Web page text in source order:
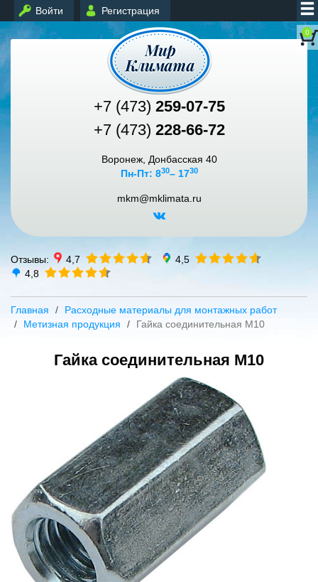
Войти Регистрация
0
+7 (473) 259-07-75
+7 (473) 228-66-72
Воронеж, Донбасская 40
Пн-Пт: 830– 1730
mkm@mklimata.ru
Отзывы: 4,7
4,5
4,8
Главная
Расходные материалы для монтажных работ
Метизная продукция
Гайка соединительная М10
Гайка соединительная М10